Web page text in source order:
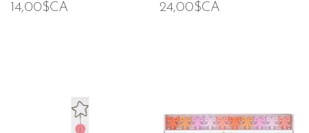
14,00$CA 24,00$CA